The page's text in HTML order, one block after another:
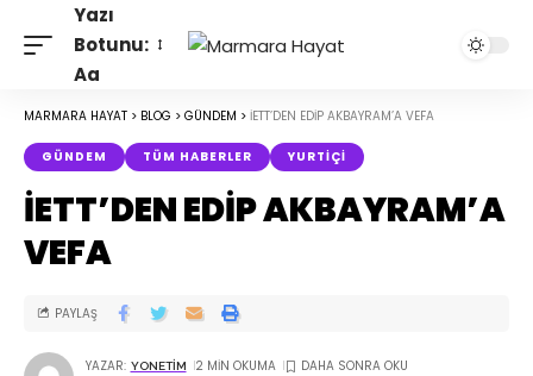
Yazı
Botunu:
Aa
MARMARA HAYAT > BLOG > GÜNDEM > İETT’DEN EDİP AKBAYRAM’A VEFA
GÜNDEM TÜM HABERLER YURTIÇI
İETT’DEN EDİP AKBAYRAM’A
VEFA
YAZAR: YONETIM 2 MIN OKUMA
PAYLAŞ